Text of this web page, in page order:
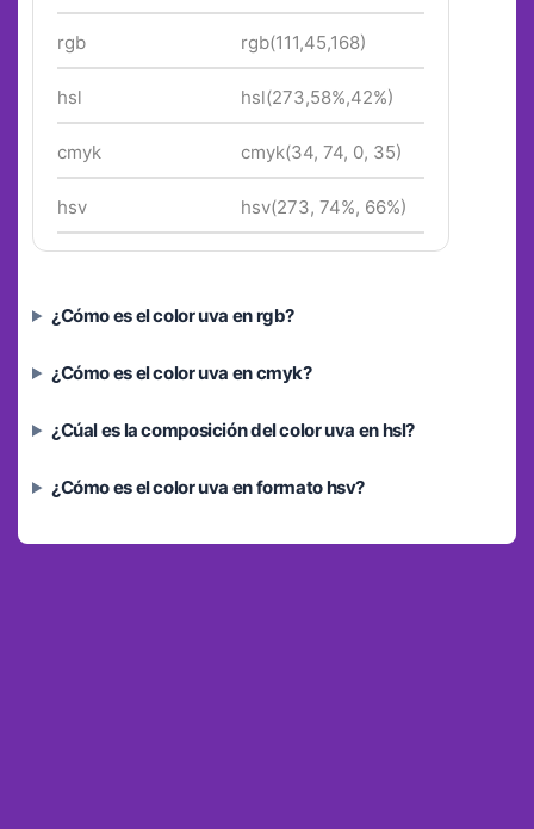
rgb rgb(111,45,168)
hsl hsl(273,58%,42%)
cmyk cmyk(34, 74, 0, 35)
hsv hsv(273, 74%, 66%)
¿Cómo es el color uva en rgb?
¿Cómo es el color uva en cmyk?
¿Cúal es la composición del color uva en hsl?
¿Cómo es el color uva en formato hsv?